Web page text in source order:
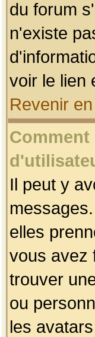
du forum
n'existe
voir le lien
Revenir
Il peut y
elles
vous avez
trouver
ou
les